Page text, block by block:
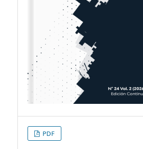
PDF